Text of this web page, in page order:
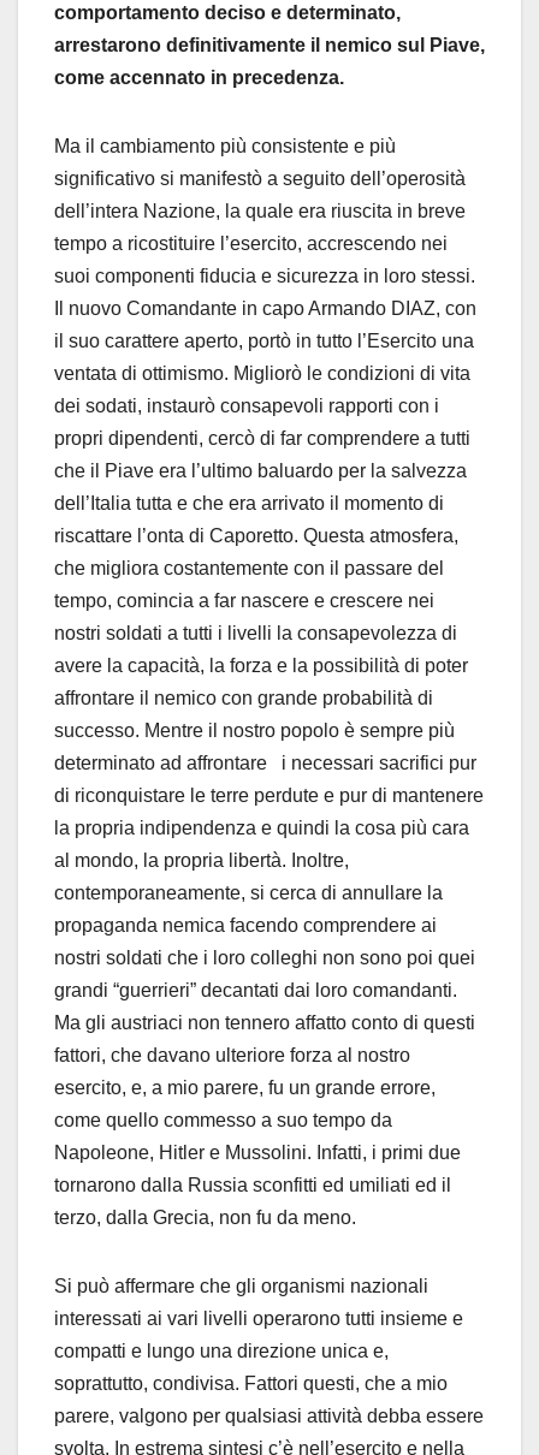
comportamento deciso e determinato,
arrestarono definitivamente il nemico sul Piave,
come accennato in precedenza.
Ma il cambiamento più consistente e più
significativo si manifestò a seguito dell’operosità
dell’intera Nazione, la quale era riuscita in breve
tempo a ricostituire l’esercito, accrescendo nei
suoi componenti fiducia e sicurezza in loro stessi.
Il nuovo Comandante in capo Armando DIAZ, con
il suo carattere aperto, portò in tutto l’Esercito una
ventata di ottimismo. Migliorò le condizioni di vita
dei sodati, instaurò consapevoli rapporti con i
propri dipendenti, cercò di far comprendere a tutti
che il Piave era l’ultimo baluardo per la salvezza
dell’Italia tutta e che era arrivato il momento di
riscattare l’onta di Caporetto. Questa atmosfera,
che migliora costantemente con il passare del
tempo, comincia a far nascere e crescere nei
nostri soldati a tutti i livelli la consapevolezza di
avere la capacità, la forza e la possibilità di poter
affrontare il nemico con grande probabilità di
successo. Mentre il nostro popolo è sempre più
determinato ad affrontare i necessari sacrifici pur
di riconquistare le terre perdute e pur di mantenere
la propria indipendenza e quindi la cosa più cara
al mondo, la propria libertà. Inoltre,
contemporaneamente, si cerca di annullare la
propaganda nemica facendo comprendere ai
nostri soldati che i loro colleghi non sono poi quei
grandi “guerrieri” decantati dai loro comandanti.
Ma gli austriaci non tennero affatto conto di questi
fattori, che davano ulteriore forza al nostro
esercito, e, a mio parere, fu un grande errore,
come quello commesso a suo tempo da
Napoleone, Hitler e Mussolini. Infatti, i primi due
tornarono dalla Russia sconfitti ed umiliati ed il
terzo, dalla Grecia, non fu da meno.
Si può affermare che gli organismi nazionali
interessati ai vari livelli operarono tutti insieme e
compatti e lungo una direzione unica e,
soprattutto, condivisa. Fattori questi, che a mio
parere, valgono per qualsiasi attività debba essere
svolta. In estrema sintesi c’è nell’esercito e nella